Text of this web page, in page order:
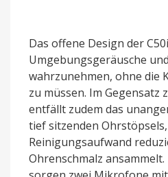
Das offene Design der
Umgebungsgeräusche
wahrzunehmen, ohne die
zu müssen. Im Gegensatz
entfällt zudem das
tief sitzenden
Reinigungsaufwand
Ohrenschmalz